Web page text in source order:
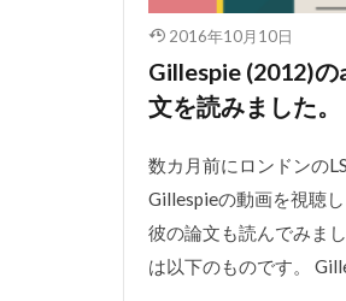
2016年10月10日
Gillespie (2012)
文を読みました。
数カ月前にロンドンの
Gillespieの動画を視聴
彼の論文も読んでみま
は以下のものです。